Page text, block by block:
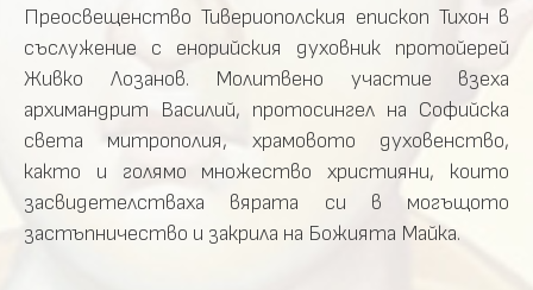
Преосвещенство Тивериополския епископ Тихон в
съслужение с енорийския духовник протойерей
Живко Лозанов. Молитвено участие взеха
архимандрит Василий, протосингел на Софийска
света митрополия, храмовото духовенство,
както и голямо множество християни, които
засвидетелстваха вярата си в могъщото
застъпничество и закрила на Божията Майка.